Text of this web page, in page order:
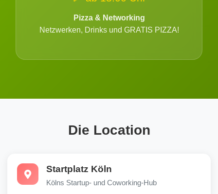
Pizza & Networking
Netzwerken, Drinks und GRATIS PIZZA!
Die Location
Startplatz Köln
Kölns Startup- und Coworking-Hub